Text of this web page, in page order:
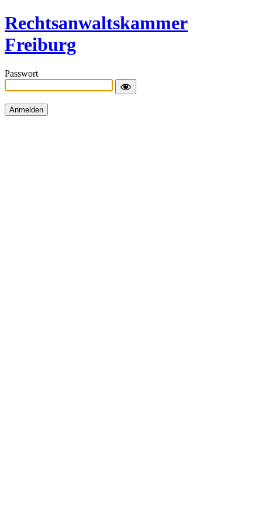
Rechtsanwaltskammer
Freiburg
Passwort